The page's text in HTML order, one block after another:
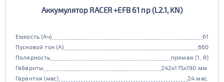
Аккумулятор RACER +EFB 61 пр (L2.1, KN)
Емкость (Ач)
61
Пусковой ток (А)
660
Полярность
прямая (1, R)
Габариты
242x175x190 мм.
Гарантия (мес)
24 мес.